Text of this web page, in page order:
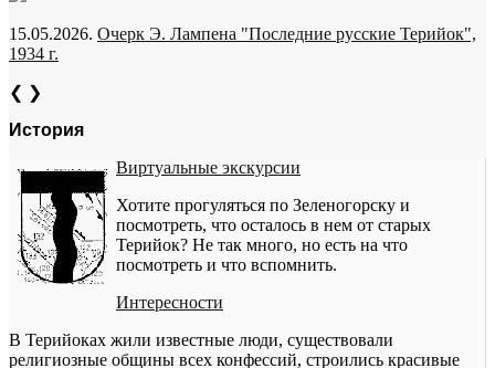
15.05.2026. Очерк Э. Лампена "Последние русские Терийок",
1934 г.
❮ ❯
История
Виртуальные экскурсии
Хотите прогуляться по Зеленогорску и
посмотреть, что осталось в нем от старых
Терийок? Не так много, но есть на что
посмотреть и что вспомнить.
Интересности
В Терийоках жили известные люди, существовали
религиозные общины всех конфессий, строились красивые